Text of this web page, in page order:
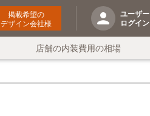
掲載希望の
デザイン会社様
ユーザー
ログイン
店舗の内装費用の相場